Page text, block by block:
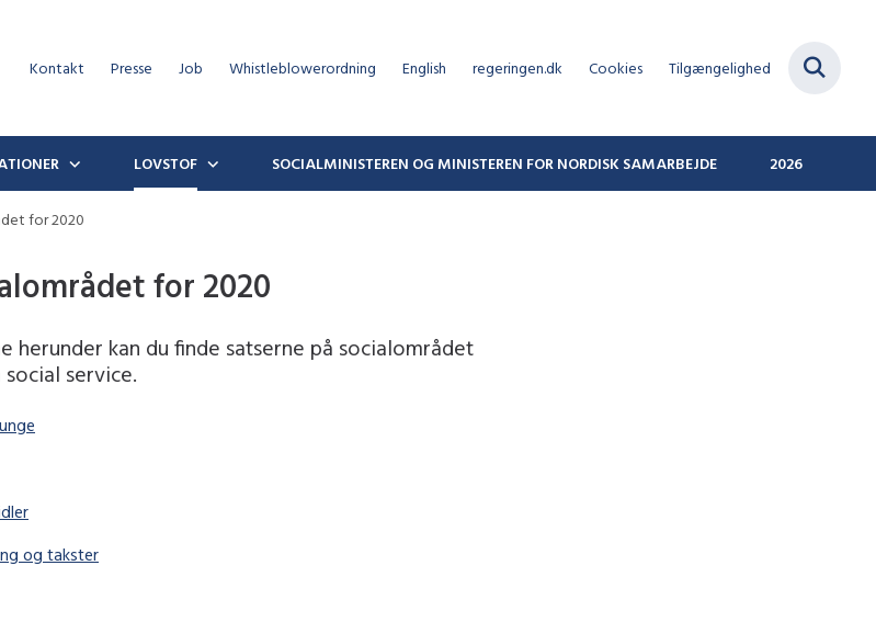
Kontakt Presse Job Whistleblowerordning English regeringen.dk Cookies Tilgængelighed
LOVSTOF SOCIALMINISTEREN OG MINISTEREN FOR NORDISK SAMARBEJDE 2026
for 2020
for 2020
herunder kan du finde satserne på socialområdet
service.
og takster